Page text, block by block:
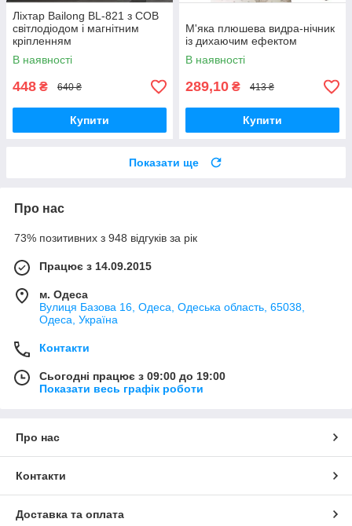
Ліхтар Bailong BL-821 з COB
світлодіодом і магнітним
кріпленням
В наявності
448 ₴ 640 ₴
Купити
М'яка плюшева видра-нічник
із дихаючим ефектом
В наявності
289,10 ₴ 413 ₴
Купити
Показати ще
Про нас
73% позитивних з 948 відгуків за рік
Працює з 14.09.2015
м. Одеса
Вулиця Базова 16, Одеса, Одеська область, 65038,
Одеса, Україна
Контакти
Сьогодні працює з 09:00 до 19:00
Показати весь графік роботи
Про нас
Контакти
Доставка та оплата